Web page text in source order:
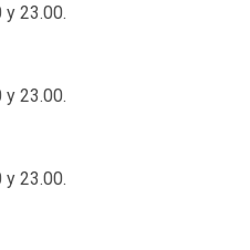
y 23.00.
y 23.00.
y 23.00.